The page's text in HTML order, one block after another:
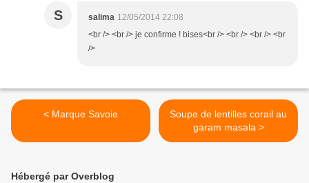
S salima 12/05/2014 22:08
<br /> <br /> je confirme ! bises<br /> <br /> <br /> <br
/>
< Marque Savoie
Soupe de lentilles corail au
garam masala >
Hébergé par Overblog